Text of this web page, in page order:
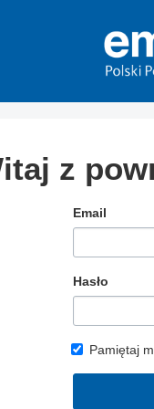
z
Email
Hasło
Pamiętaj